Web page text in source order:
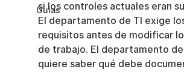
Guias
si los controles actuales eran
El departamento de TI exige
requisitos antes de modificar
de trabajo. El departamento
quiere saber qué debe